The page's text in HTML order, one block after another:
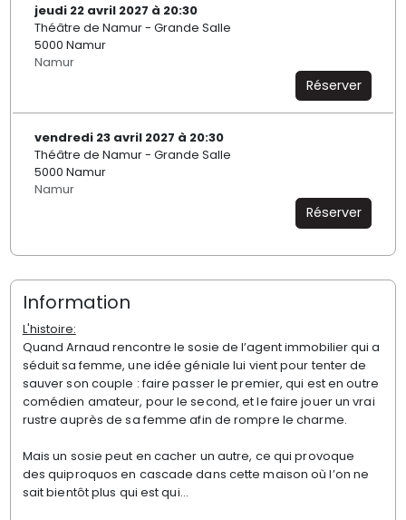
jeudi 22 avril 2027 à 20:30
Théâtre de Namur - Grande Salle
5000 Namur
Namur
Réserver
vendredi 23 avril 2027 à 20:30
Théâtre de Namur - Grande Salle
5000 Namur
Namur
Réserver
Information
L'histoire:
Quand Arnaud rencontre le sosie de l’agent immobilier qui a
séduit safemme, une idée géniale lui vient pour tenter de
sauver son couple : fairepasser le premier, qui est en outre
comédien amateur, pour le second,et le faire jouer un vrai
rustre auprès de sa femme afin de rompre lecharme.
Mais un sosie peut en cacher un autre, ce qui provoque
desquiproquos en cascade dans cette maison où l’on ne
sait bientôt plus qui est qui...